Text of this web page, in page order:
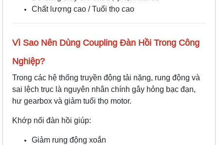
Chất lượng cao / Tuổi thọ cao
Vì Sao Nên Dùng Coupling Đàn Hồi Trong Công
Nghiệp?
Trong các hệ thống truyền động tải nặng, rung động và
sai lệch trục là nguyên nhân chính gây hỏng bạc đạn,
hư gearbox và giảm tuổi thọ motor.
Khớp nối đàn hồi giúp:
Giảm rung động xoắn